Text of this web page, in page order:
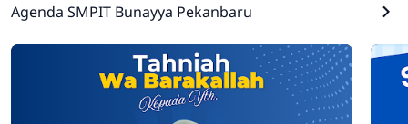
Agenda SMPIT Bunayya Pekanbaru